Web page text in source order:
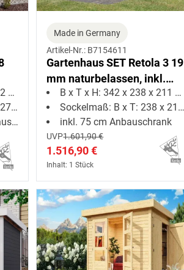
Made in Germany
Artikel-Nr.: B7154611
Gartenhaus SET Retola 3 19
mm naturbelassen, inkl.
Anbauschrank
B x T x H: 342 x 238 x 211 cm
Sockelmaß: B x T: 238 x 213 cm
inkl. 75 cm Anbauschrank
UVP1.601,90 €
1.516,90 €
Inhalt: 1 Stück